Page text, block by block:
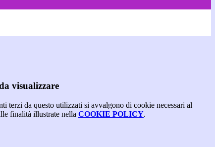
visualizzare
terzi da questo utilizzati si avvalgono di cookie necessari al
finalità illustrate nella COOKIE POLICY.